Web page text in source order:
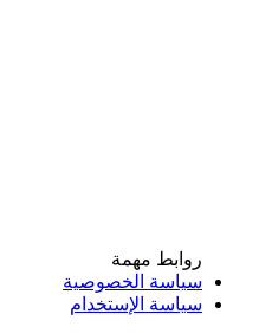
روابط مهمة
سياسة الخصوصية
سياسة الإستخدام